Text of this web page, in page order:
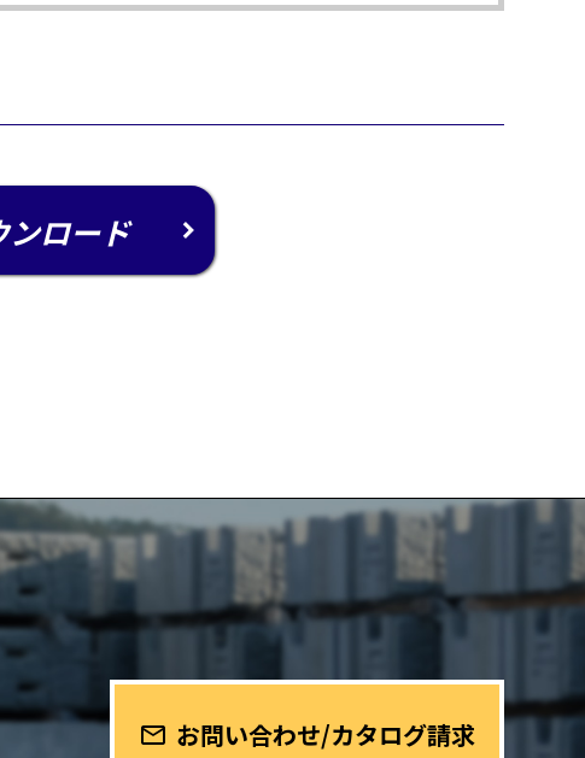
ンロード
mail_outline お問い合わせ/カタログ請求